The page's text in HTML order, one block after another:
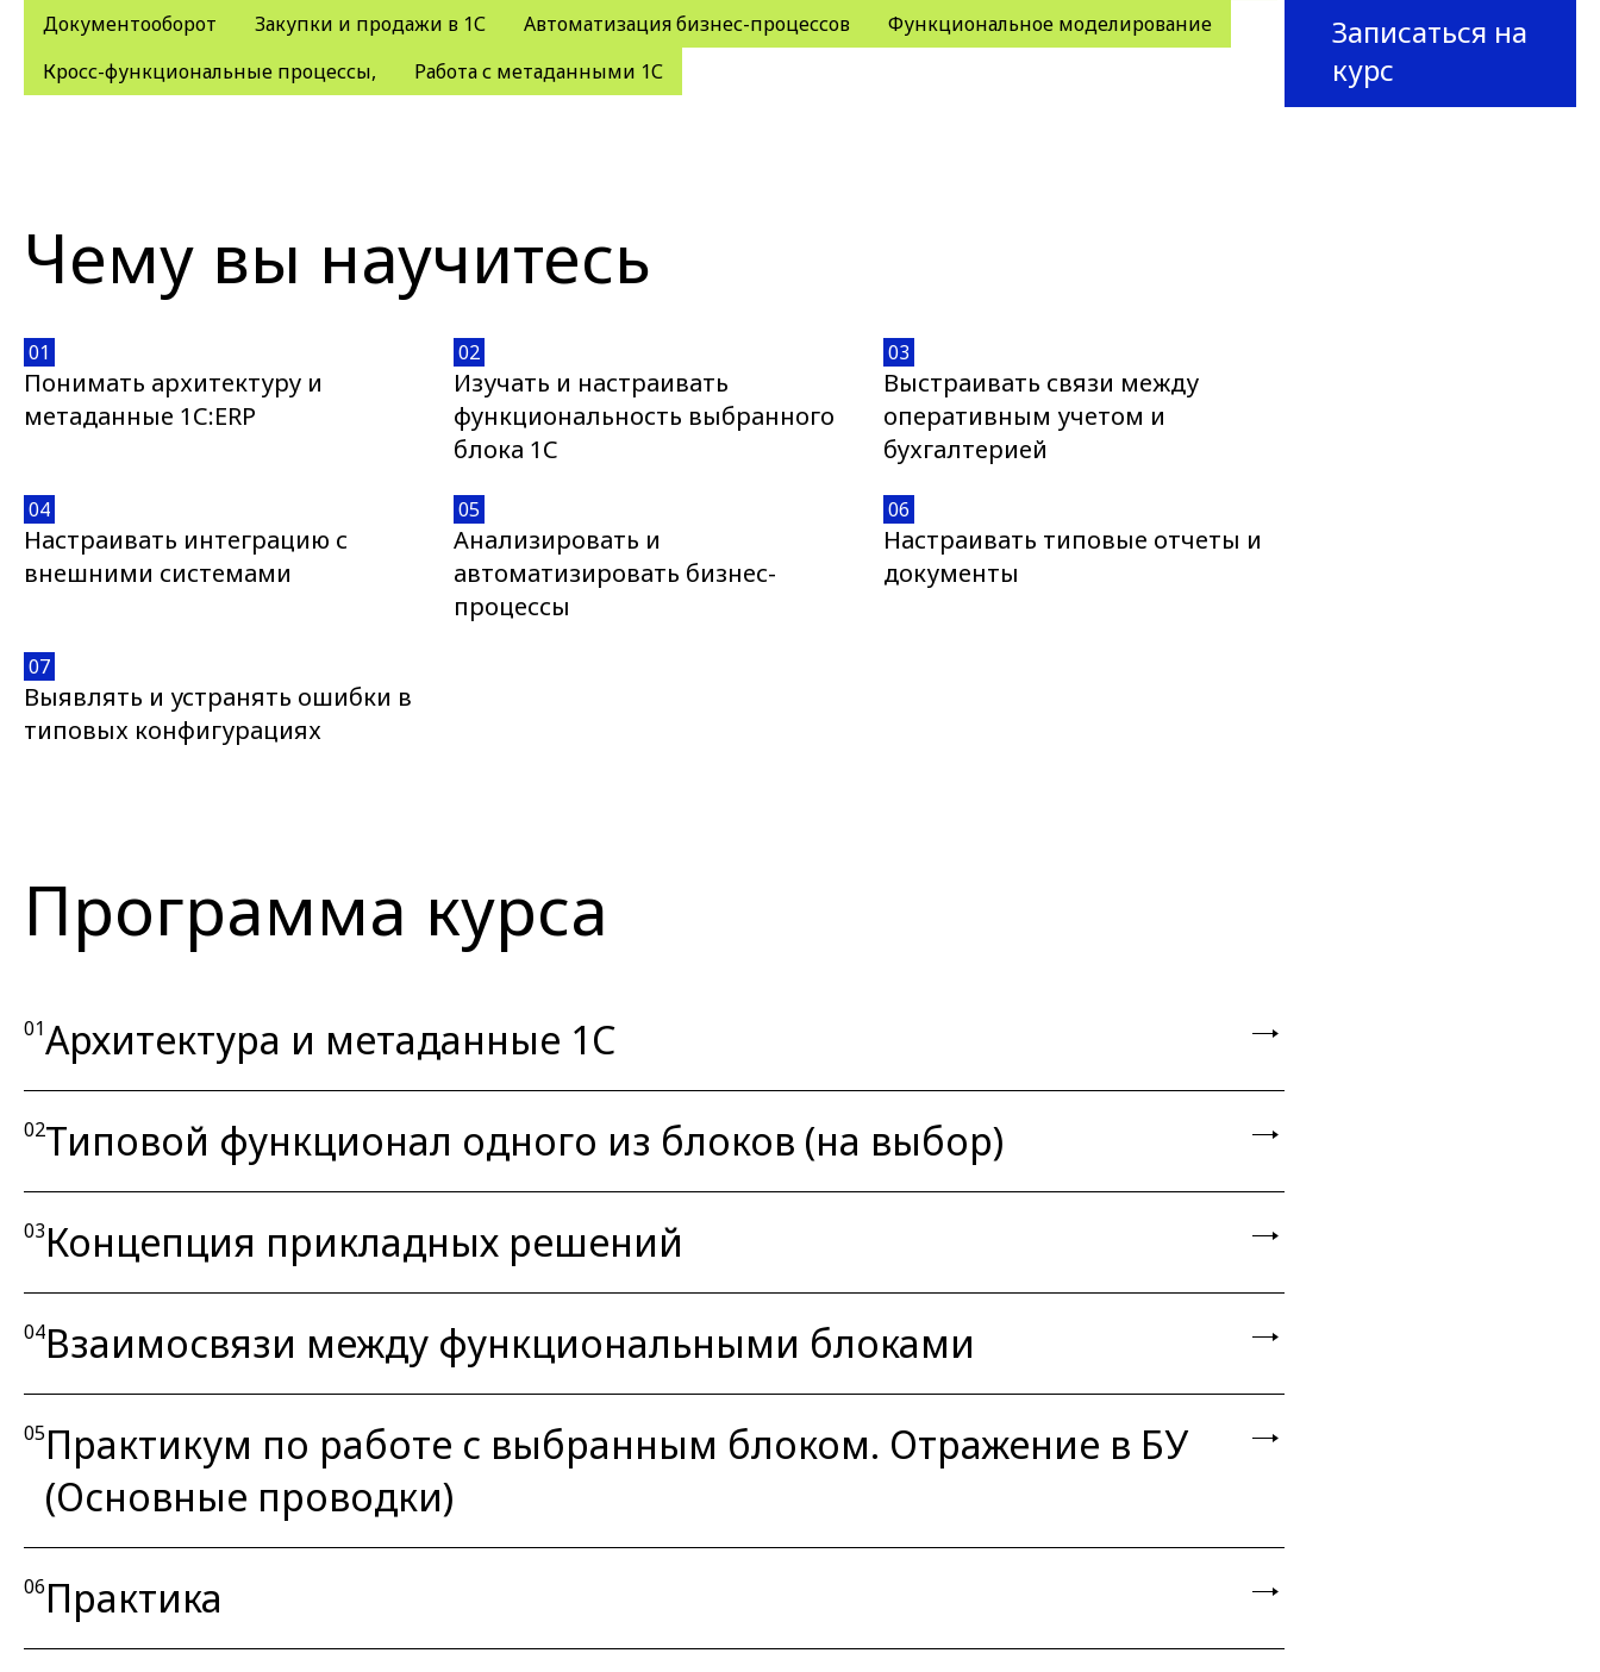
Документооборот
Закупки и продажи в 1С Автоматизация бизнес-процессов
Функциональное моделирование
Кросс-функциональные процессы,
Работа с метаданными 1С
Чему вы научитесь
01
Понимать архитектуру и
метаданные 1С:ERP
02
Изучать и настраивать
функциональность выбранного
блока 1С
03
Выстраивать связи между
оперативным учетом и
бухгалтерией
04
Настраивать интеграцию с
внешними системами
05
Анализировать и
автоматизировать бизнес-
процессы
06
Настраивать типовые отчеты и
документы
07
Выявлять и устранять ошибки в
типовых конфигурациях
Программа курса
01Архитектура и метаданные 1C
02Типовой функционал одного из блоков (на выбор)
03Концепция прикладных решений
04Взаимосвязи между функциональными блоками
05Практикум по работе с выбранным блоком. Отражение в БУ
(Основные проводки)
06Практика
Записаться на
курс